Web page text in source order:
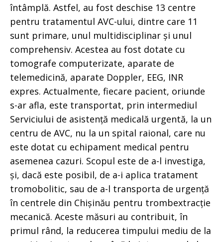
întâmplă. Astfel, au fost deschise 13 centre
pentru tratamentul AVC-ului, dintre care 11
sunt primare, unul multidisciplinar și unul
comprehensiv. Acestea au fost dotate cu
tomografe computerizate, aparate de
telemedicină, aparate Doppler, EEG, INR
expres. Actualmente, fiecare pacient, oriunde
s-ar afla, este transportat, prin intermediul
Serviciului de asistență medicală urgentă, la un
centru de AVC, nu la un spital raional, care nu
este dotat cu echipament medical pentru
asemenea cazuri. Scopul este de a-l investiga,
și, dacă este posibil, de a-i aplica tratament
tromobolitic, sau de a-l transporta de urgență
în centrele din Chișinău pentru trombextracție
mecanică. Aceste măsuri au contribuit, în
primul rând, la reducerea timpului mediu de la